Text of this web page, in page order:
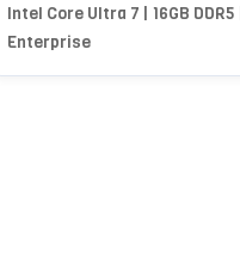
Intel Core Ultra 7 | 16GB DDR5
Enterprise